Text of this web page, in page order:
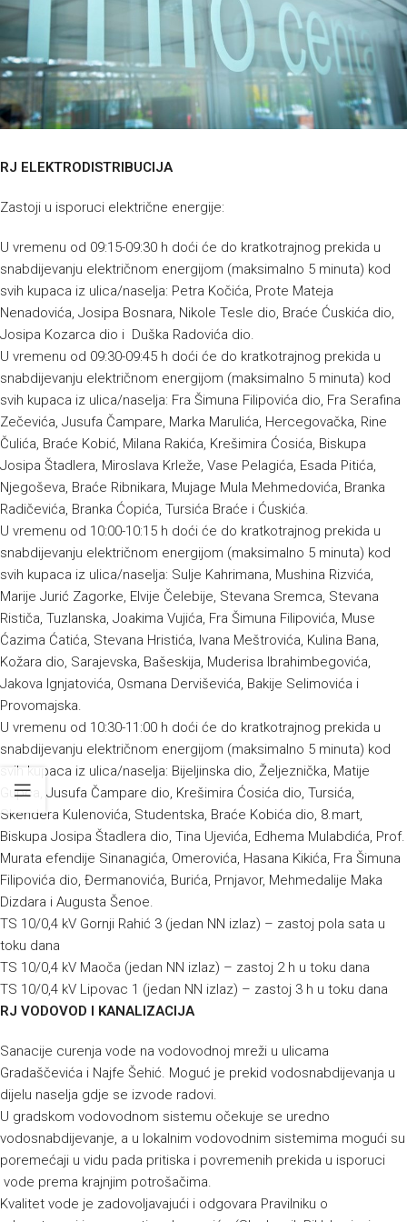
RJ ELEKTRODISTRIBUCIJA
Zastoji u isporuci električne energije:
U vremenu od 09:15-09:30 h doći će do kratkotrajnog prekida u
snabdijevanju električnom energijom (maksimalno 5 minuta) kod
svih kupaca iz ulica/naselja: Petra Kočića, Prote Mateja
Nenadovića, Josipa Bosnara, Nikole Tesle dio, Braće Ćuskića dio,
Josipa Kozarca dio i Duška Radovića dio.
U vremenu od 09:30-09:45 h doći će do kratkotrajnog prekida u
snabdijevanju električnom energijom (maksimalno 5 minuta) kod
svih kupaca iz ulica/naselja: Fra Šimuna Filipovića dio, Fra Serafina
Zečevića, Jusufa Čampare, Marka Marulića, Hercegovačka, Rine
Čulića, Braće Kobić, Milana Rakića, Krešimira Ćosića, Biskupa
Josipa Štadlera, Miroslava Krleže, Vase Pelagića, Esada Pitića,
Njegoševa, Braće Ribnikara, Mujage Mula Mehmedovića, Branka
Radičevića, Branka Ćopića, Tursića Braće i Ćuskića.
U vremenu od 10:00-10:15 h doći će do kratkotrajnog prekida u
snabdijevanju električnom energijom (maksimalno 5 minuta) kod
svih kupaca iz ulica/naselja: Sulje Kahrimana, Mushina Rizvića,
Marije Jurić Zagorke, Elvije Čelebije, Stevana Sremca, Stevana
Rističa, Tuzlanska, Joakima Vujića, Fra Šimuna Filipovića, Muse
Ćazima Ćatića, Stevana Hristića, Ivana Meštrovića, Kulina Bana,
Kožara dio, Sarajevska, Bašeskija, Muderisa Ibrahimbegovića,
Jakova Ignjatovića, Osmana Derviševića, Bakije Selimovića i
Provomajska.
U vremenu od 10:30-11:00 h doći će do kratkotrajnog prekida u
snabdijevanju električnom energijom (maksimalno 5 minuta) kod
svih kupaca iz ulica/naselja: Bijeljinska dio, Željeznička, Matije
Gupca, Jusufa Čampare dio, Krešimira Ćosića dio, Tursića,
Skendera Kulenovića, Studentska, Braće Kobića dio, 8.mart,
Biskupa Josipa Štadlera dio, Tina Ujevića, Edhema Mulabdića, Prof.
Murata efendije Sinanagića, Omerovića, Hasana Kikića, Fra Šimuna
Filipovića dio, Đermanovića, Burića, Prnjavor, Mehmedalije Maka
Dizdara i Augusta Šenoe.
TS 10/0,4 kV Gornji Rahić 3 (jedan NN izlaz) – zastoj pola sata u
toku dana
TS 10/0,4 kV Maoča (jedan NN izlaz) – zastoj 2 h u toku dana
TS 10/0,4 kV Lipovac 1 (jedan NN izlaz) – zastoj 3 h u toku dana
RJ VODOVOD I KANALIZACIJA
Sanacije curenja vode na vodovodnoj mreži u ulicama
Gradaščevića i Najfe Šehić. Moguć je prekid vodosnabdijevanja u
dijelu naselja gdje se izvode radovi.
U gradskom vodovodnom sistemu očekuje se uredno
vodosnabdijevanje, a u lokalnim vodovodnim sistemima mogući su
poremećaji u vidu pada pritiska i povremenih prekida u isporuci
vode prema krajnjim potrošačima.
Kvalitet vode je zadovoljavajući i odgovara Pravilniku o